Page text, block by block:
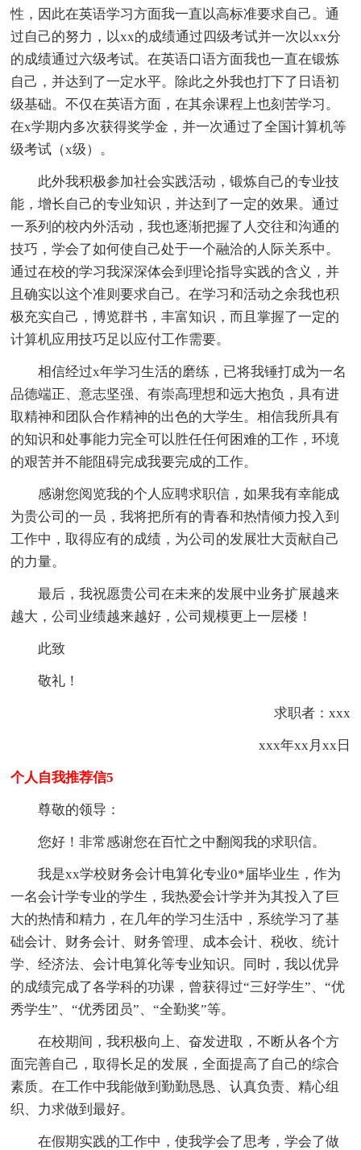
性，因此在英语学习方面我一直以高标准要求自己。通
过自己的努力，以xx的成绩通过四级考试并一次以xx分
的成绩通过六级考试。在英语口语方面我也一直在锻炼
自己，并达到了一定水平。除此之外我也打下了日语初
级基础。不仅在英语方面，在其余课程上也刻苦学习。
在x学期内多次获得奖学金，并一次通过了全国计算机等
级考试（x级）。
此外我积极参加社会实践活动，锻炼自己的专业技
能，增长自己的专业知识，并达到了一定的效果。通过
一系列的校内外活动，我也逐渐把握了人交往和沟通的
技巧，学会了如何使自己处于一个融洽的人际关系中。
通过在校的学习我深深体会到理论指导实践的含义，并
且确实以这个准则要求自己。在学习和活动之余我也积
极充实自己，博览群书，丰富知识，而且掌握了一定的
计算机应用技巧足以应付工作需要。
相信经过x年学习生活的磨练，已将我锤打成为一名
品德端正、意志坚强、有崇高理想和远大抱负，具有进
取精神和团队合作精神的出色的大学生。相信我所具有
的知识和处事能力完全可以胜任任何困难的工作，环境
的艰苦并不能阻碍完成我要完成的工作。
感谢您阅览我的个人应聘求职信，如果我有幸能成
为贵公司的一员，我将把所有的青春和热情倾力投入到
工作中，取得应有的成绩，为公司的发展壮大贡献自己
的力量。
最后，我祝愿贵公司在未来的发展中业务扩展越来
越大，公司业绩越来越好，公司规模更上一层楼！
此致
敬礼！
求职者：xxx
xxx年xx月xx日
个人自我推荐信5
尊敬的领导：
您好！非常感谢您在百忙之中翻阅我的求职信。
我是xx学校财务会计电算化专业0*届毕业生，作为
一名会计学专业的学生，我热爱会计学并为其投入了巨
大的热情和精力，在几年的学习生活中，系统学习了基
础会计、财务会计、财务管理、成本会计、税收、统计
学、经济法、会计电算化等专业知识。同时，我以优异
的成绩完成了各学科的功课，曾获得过“三好学生”、“优
秀学生”、“优秀团员”、“全勤奖”等。
在校期间，我积极向上、奋发进取，不断从各个方
面完善自己，取得长足的发展，全面提高了自己的综合
素质。在工作中我能做到勤勤恳恳、认真负责、精心组
织、力求做到最好。
在假期实践的工作中，使我学会了思考，学会了做